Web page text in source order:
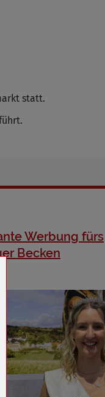
statt.
Werbung fürs
Becken